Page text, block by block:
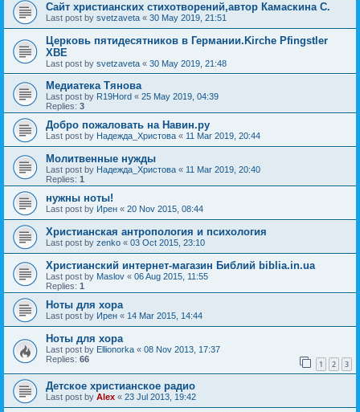
Сайт христианских стихотворений,автор Камаскина С.
Last post by svetzaveta « 30 May 2019, 21:51
Церковь пятидесятников в Германии.Kirche Pfingstler
ХВЕ
Last post by svetzaveta « 30 May 2019, 21:48
Медиатека Тянова
Last post by R19Hord « 25 May 2019, 04:39
Replies: 3
Добро пожаловать на Навин.ру
Last post by Надежда_Христова « 11 Mar 2019, 20:44
Молитвенные нужды
Last post by Надежда_Христова « 11 Mar 2019, 20:40
Replies: 1
нужны ноты!
Last post by Ирен « 20 Nov 2015, 08:44
Христианская антропология и психология
Last post by zenko « 03 Oct 2015, 23:10
Христианский интернет-магазин Библий biblia.in.ua
Last post by Maslov « 06 Aug 2015, 11:55
Replies: 1
Ноты для хора
Last post by Ирен « 14 Mar 2015, 14:44
Ноты для хора
Last post by Ellionorka « 08 Nov 2013, 17:37
Replies: 66 1 2 3
Детское христианское радио
Last post by Alex « 23 Jul 2013, 19:42